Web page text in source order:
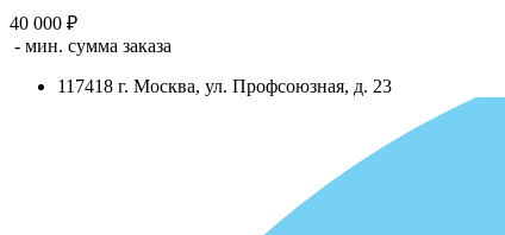
40 000 ₽
- мин. сумма заказа
117418 г. Москва, ул. Профсоюзная, д. 23